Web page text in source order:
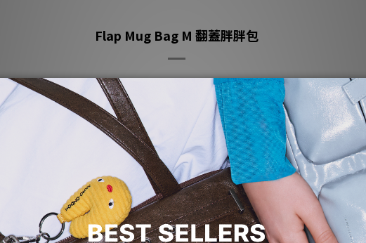
Flap Mug Bag M 翻蓋胖胖包
一推出即受到強大歡迎的熱銷款小尺寸 Flap Mug Bag，
2022SS 推出全新設計Flap Mug Bag M 翻蓋胖 胖包，
改用掮背和加大款式將立體空間感延伸，
保留蓬鬆的設計特色，
讓使用上有更實用的收納空間，
配上春夏青春活潑的色系，
櫻花粉、萊姆黃和薄荷綠，
還可在掮帶上自行搭配金屬鏈條或是小雛菊配件，
為包款注入活力又有個性的感受，
讓造型具有春夏的空氣質感。